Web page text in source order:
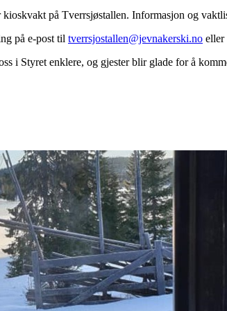
på Tverrsjøstallen. Informasjon og
på e-post til tverrsjostallen@jevnakerski.no eller
i Styret enklere, og gjester blir glade for å